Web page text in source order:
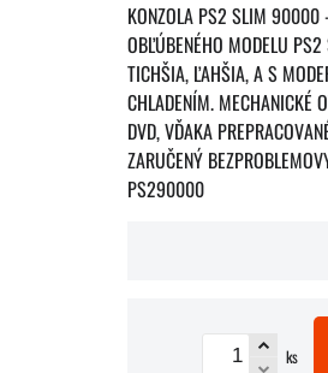
KONZOLA PS2 SLIM 90000
OBĽÚBENÉHO MODELU
TICHŠIA, ĽAHŠIA, A S
CHLADENÍM. MECHANICKÉ
DVD, VĎAKA
ZARUČENÝ
PS290000
ks